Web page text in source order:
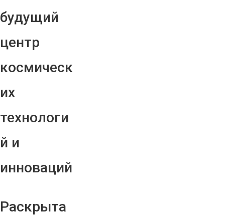
будущий
центр
космическ
их
технологи
й и
инноваций
Раскрыта